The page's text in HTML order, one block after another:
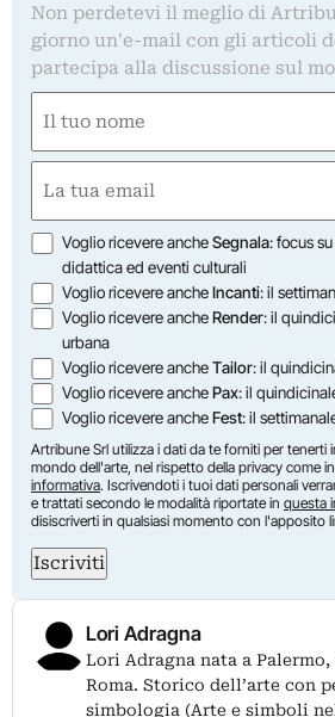
Non perdetevi il meglio di
giorno un'e-mail con gli articoli
partecipa alla discussione sul
(Obbligatorio)
Nome
(Obbligatorio)
Opzioni
Voglio ricevere ancheSegnala: focus
didattica ed eventi culturali
Voglio ricevere ancheIncanti: il
Voglio ricevere ancheRender: il
urbana
Voglio ricevere ancheTailor: il
Voglio ricevere anchePax: il
Voglio ricevere ancheFest: il
Artribune Srl utilizza i dati da te forniti per
mondo dell'arte, nel rispetto della privacy come
informativa. Iscrivendoti i tuoi dati personali
e trattati secondo le modalità riportate in questa
disiscriverti in qualsiasi momento con l'apposito
Iscriviti
Lori Adragna
Lori Adragna nata a
Roma. Storico dell’arte con
simbologia (Arte e simboli